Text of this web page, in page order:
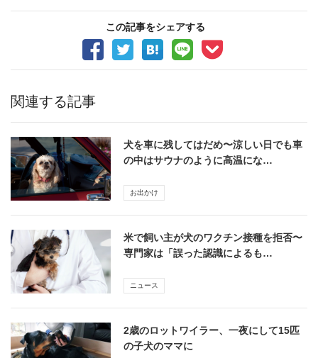
この記事をシェアする
関連する記事
犬を車に残してはだめ〜涼しい日でも車
の中はサウナのように高温にな…
お出かけ
米で飼い主が犬のワクチン接種を拒否〜
専門家は「誤った認識によるも…
ニュース
2歳のロットワイラー、一夜にして15匹
の子犬のママに